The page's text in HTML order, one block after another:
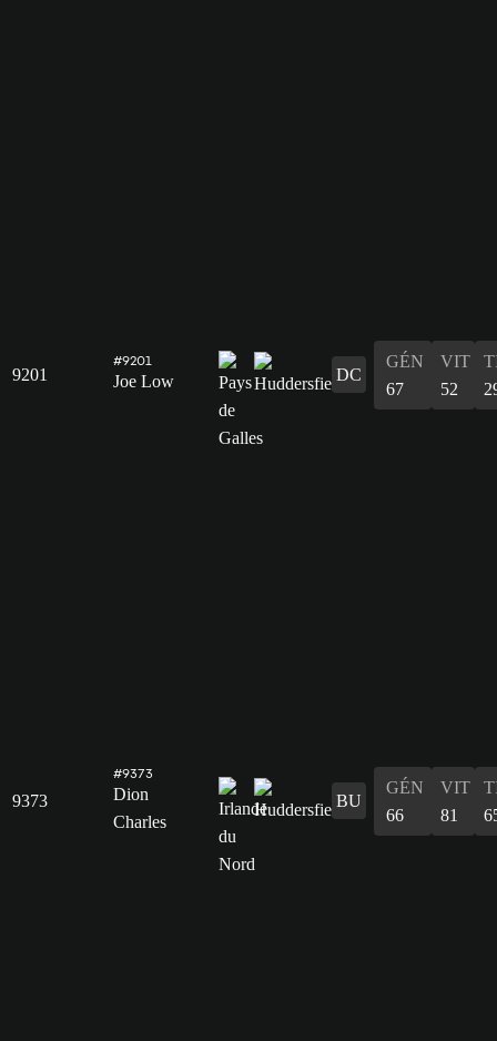
9201
#9201
Joe Low DC
GÉN
67
VIT
52
9373
#9373
Dion
Charles
BU
GÉN
66
VIT
81